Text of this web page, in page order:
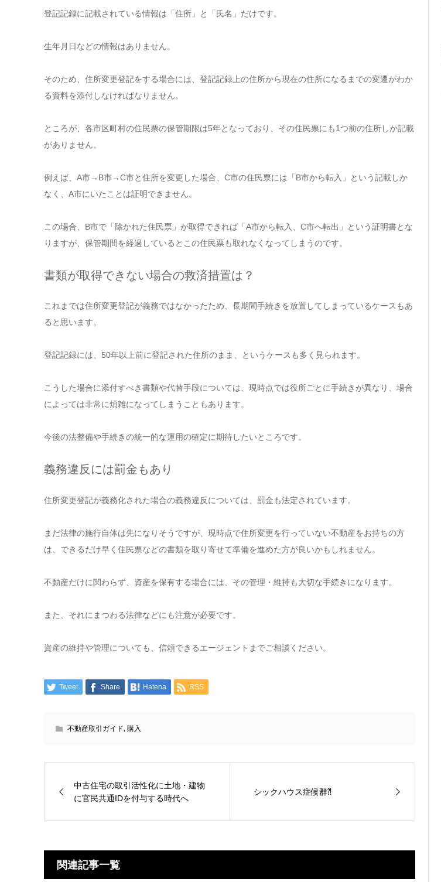
登記記録に記載されている情報は「住所」と「氏名」だけです。
生年月日などの情報はありません。
そのため、住所変更登記をする場合には、登記記録上の住所から現在の住所になるまでの変遷がわか
る資料を添付しなければなりません。
ところが、各市区町村の住民票の保管期限は5年となっており、その住民票にも1つ前の住所しか記載
がありません。
例えば、A市→B市→C市と住所を変更した場合、C市の住民票には「B市から転入」という記載しか
なく、A市にいたことは証明できません。
この場合、B市で「除かれた住民票」が取得できれば「A市から転入、C市へ転出」という証明書とな
りますが、保管期間を経過しているとこの住民票も取れなくなってしまうのです。
書類が取得できない場合の救済措置は？
これまでは住所変更登記が義務ではなかったため、長期間手続きを放置してしまっているケースもあ
ると思います。
登記記録には、50年以上前に登記された住所のまま、というケースも多く見られます。
こうした場合に添付すべき書類や代替手段については、現時点では役所ごとに手続きが異なり、場合
によっては非常に煩雑になってしまうこともあります。
今後の法整備や手続きの統一的な運用の確定に期待したいところです。
義務違反には罰金もあり
住所変更登記が義務化された場合の義務違反については、罰金も法定されています。
まだ法律の施行自体は先になりそうですが、現時点で住所変更を行っていない不動産をお持ちの方
は、できるだけ早く住民票などの書類を取り寄せて準備を進めた方が良いかもしれません。
不動産だけに関わらず、資産を保有する場合には、その管理・維持も大切な手続きになります。
また、それにまつわる法律などにも注意が必要です。
資産の維持や管理についても、信頼できるエージェントまでご相談ください。
Tweet Share Hatena RSS
不動産取引ガイド 購入
中古住宅の取引活性化に土地・建物
に官民共通IDを付与する時代へ
シックハウス症候群⁈
関連記事一覧